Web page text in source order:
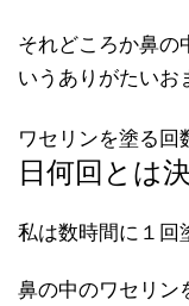
それどころか鼻の
いうありがたいお
ワセリンを塗る回
日何回とは
私は数時間に１回
鼻の中のワセリン